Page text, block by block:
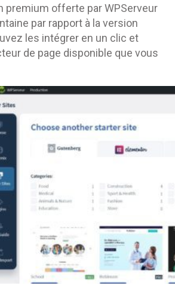
premium offerte par WPServeur
par rapport à la version
les intégrer en un clic et
de page disponible que vous